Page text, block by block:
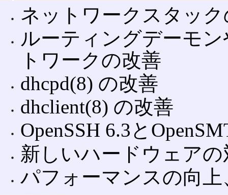
ネットワークスタッ
ルーティングデーモ
トワークの改善
dhcpd(8) の改善
dhclient(8) の改善
OpenSSH 6.3と
新しいハードウェア
パフォーマンスの向